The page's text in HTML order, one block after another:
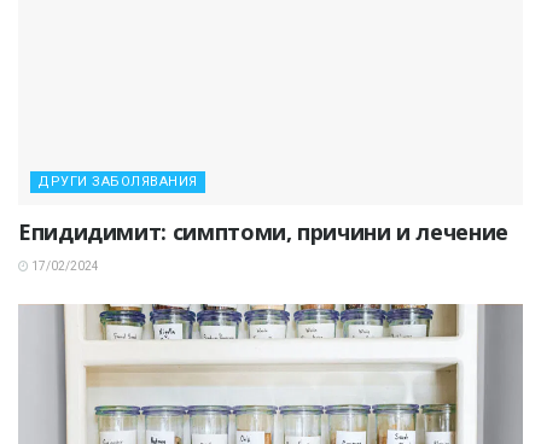
ДРУГИ ЗАБОЛЯВАНИЯ
Епидидимит: симптоми, причини и лечение
17/02/2024